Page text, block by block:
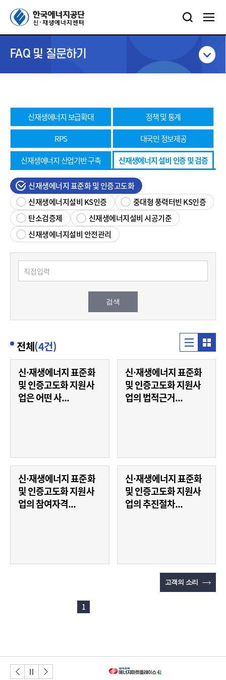
FAQ 및 질문하기
신재생에너지 보급확대
정책 및 통계
RPS
대국민 정보제공
신재생에너지 산업기반 구축
신재생에너지 설비 인증 및 검증
신재생에너지 표준화 및 인증고도화
신재생에너지설비 KS인증
중대형 풍력터빈 KS인증
탄소검증제
신재생에너지설비 시공기준
신재생에너지설비 안전관리
전체(4건)
신·재생에너지 표준화
및 인증고도화 지원사
업은 어떤 사...
신·재생에너지 표준화
및 인증고도화 지원사
업의 법적근거...
신·재생에너지 표준화
및 인증고도화 지원사
업의 참여자격...
신·재생에너지 표준화
및 인증고도화 지원사
업의 추진절차...
고객의 소리
1
정지